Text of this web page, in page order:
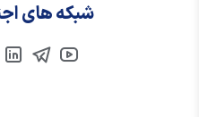
شبکه های